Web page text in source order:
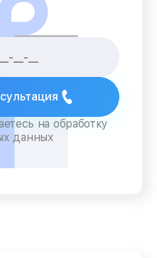
на обработку
данных